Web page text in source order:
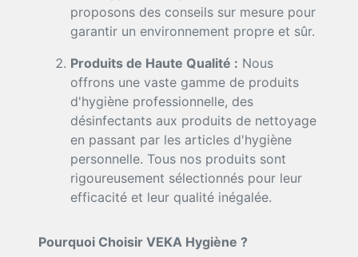
proposons des conseils sur mesure pour
garantir un environnement propre et sûr.
Produits de Haute Qualité : Nous
offrons une vaste gamme de produits
d'hygiène professionnelle, des
désinfectants aux produits de nettoyage
en passant par les articles d'hygiène
personnelle. Tous nos produits sont
rigoureusement sélectionnés pour leur
efficacité et leur qualité inégalée.
Pourquoi Choisir VEKA Hygiène ?